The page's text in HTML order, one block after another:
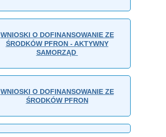
WNIOSKI O DOFINANSOWANIE ZE
ŚRODKÓW PFRON - AKTYWNY
SAMORZĄD
WNIOSKI O DOFINANSOWANIE ZE
ŚRODKÓW PFRON